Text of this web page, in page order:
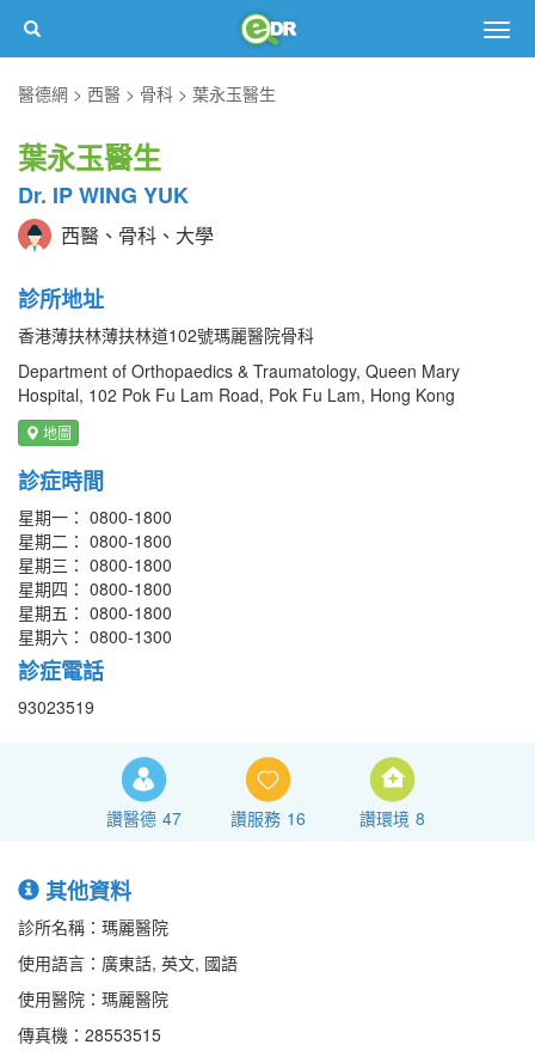
醫德網
西醫 骨科 葉永玉醫生
葉永玉醫生
Dr. IP WING YUK
西醫、骨科、大學
診所地址
香港薄扶林薄扶林道102號瑪麗醫院骨科
Department of Orthopaedics & Traumatology, Queen Mary
Hospital, 102 Pok Fu Lam Road, Pok Fu Lam, Hong Kong
地圖
診症時間
星期一： 0800-1800
星期二： 0800-1800
星期三： 0800-1800
星期四： 0800-1800
星期五： 0800-1800
星期六： 0800-1300
診症電話
93023519
讚醫德 47 讚服務 16 讚環境 8
其他資料
診所名稱：瑪麗醫院
使用語言：廣東話, 英文, 國語
使用醫院：瑪麗醫院
傳真機：28553515